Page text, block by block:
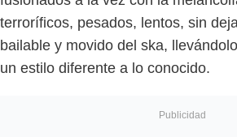
terroríficos, pesados, lentos, sin
bailable y movido del ska,
un estilo diferente a lo conocido.